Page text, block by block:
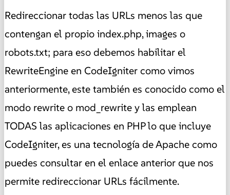
Redireccionar todas las URLs menos las que
contengan el propio index.php, images o
robots.txt; para eso debemos habilitar el
RewriteEngine en CodeIgniter como vimos
anteriormente, este también es conocido como el
modo rewrite o mod_rewrite y las emplean
TODAS las aplicaciones en PHP lo que incluye
CodeIgniter, es una tecnología de Apache como
puedes consultar en el enlace anterior que nos
permite redireccionar URLs fácilmente.